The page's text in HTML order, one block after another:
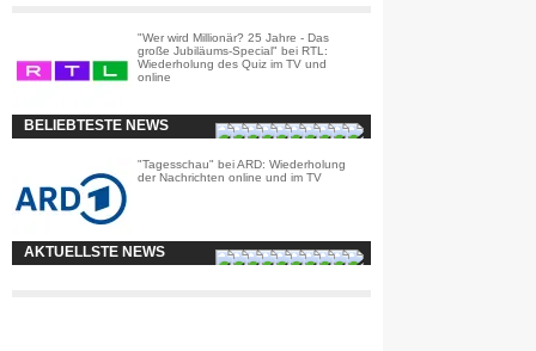
"Wer wird Millionär? 25 Jahre - Das
große Jubiläums-Special" bei RTL:
Wiederholung des Quiz im TV und
online
BELIEBTESTE NEWS
"Tagesschau" bei ARD: Wiederholung
der Nachrichten online und im TV
AKTUELLSTE NEWS